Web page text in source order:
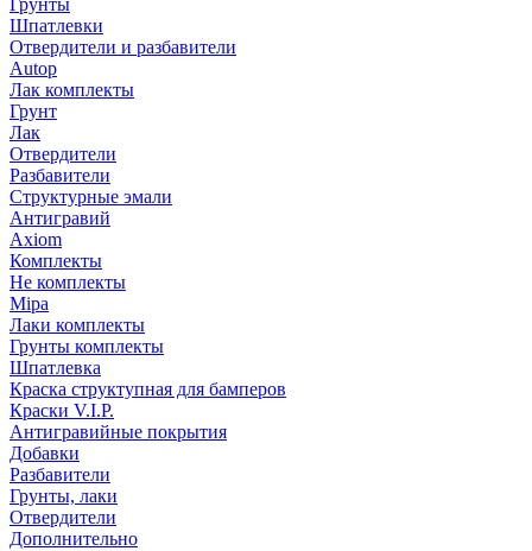
Грунты
Шпатлевки
Отвердители и разбавители
Autop
Лак комплекты
Грунт
Лак
Отвердители
Разбавители
Структурные эмали
Антигравий
Axiom
Комплекты
Не комплекты
Mipa
Лаки комплекты
Грунты комплекты
Шпатлевка
Краска структупная для бамперов
Краски V.I.P.
Антигравийные покрытия
Добавки
Разбавители
Грунты, лаки
Отвердители
Дополнительно